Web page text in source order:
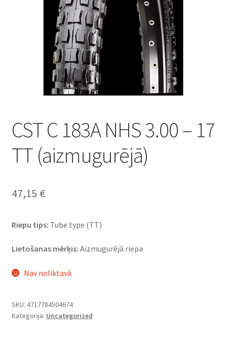
CST C 183A NHS 3.00 – 17
TT (aizmugurējā)
47,15 €
Riepu tips: Tube type (TT)
Lietošanas mērķis: Aizmugurējā riepa
Nav noliktavā
SKU: 4717784504674
Kategorija: Uncategorized